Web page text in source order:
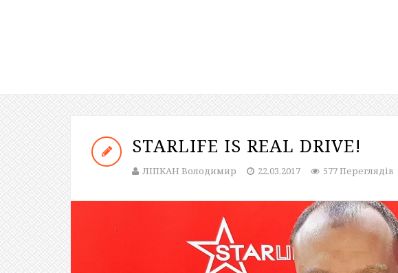
STARLIFE IS REAL DRIVE!
ЛІПКАН Володимир 22.03.2017 577 Переглядів